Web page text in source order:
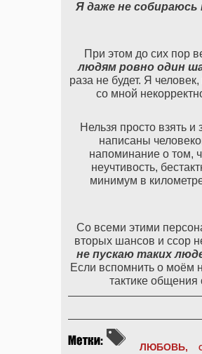
Я даже не
При этом до сих пор
людям ровно один
раза не будет. Я
со мной
Нельзя просто взять
написаны
напоминание о том,
неучтивость,
минимум в
Со всеми этими
вторых шансов и ссор
не пускаю таких
Если вспомнить о моём
тактике общения
ЛЮБОВЬ,